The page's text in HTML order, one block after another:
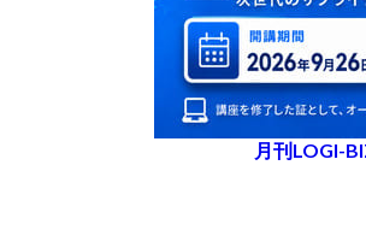
月刊LOGI-